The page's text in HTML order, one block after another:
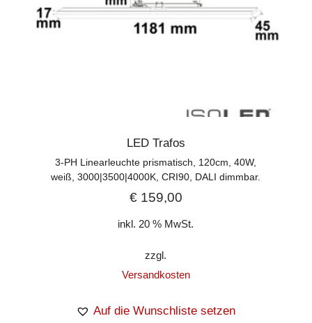
LED Trafos
3-PH Linearleuchte prismatisch, 120cm, 40W,
weiß, 3000|3500|4000K, CRI90, DALI dimmbar.
€159,00
inkl. 20 % MwSt.
zzgl.
Versandkosten
Auf die Wunschliste setzen